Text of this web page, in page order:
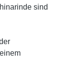
sind